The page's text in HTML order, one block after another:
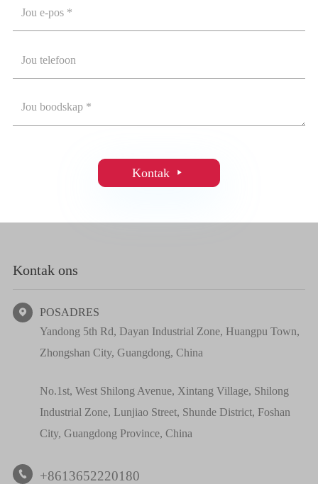
Kontak 
Kontak ons

POSADRES
Yandong 5th Rd, Dayan Industrial Zone, Huangpu Town,
Zhongshan City, Guangdong, China
No.1st, West Shilong Avenue, Xintang Village, Shilong
Industrial Zone, Lunjiao Street, Shunde District, Foshan
City, Guangdong Province, China
 +8613652220180